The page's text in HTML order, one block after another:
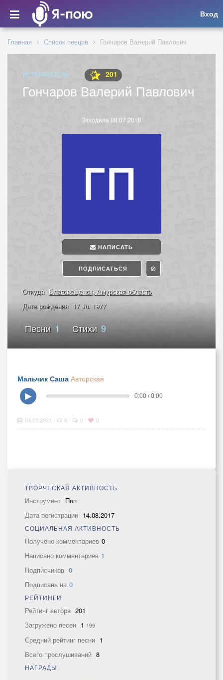
Вход
Главная Список певцов Гончаров Валерий Павлович
ИСПОЛНИТЕЛЬ 201
Гончаров Валерий Павлович
Заходила 08.07.2018
НАПИСАТЬ
ПОДПИСАТЬСЯ
Откуда Благовещенск, Амурская область
Дата рождения 17 Jul 1977
Песни 1 Стихи 9
Мальчик Саша Авторская
▶
0:00 / 0:00
04.05.2021 8 0 0
ТВОРЧЕСКАЯ АКТИВНОСТЬ
Инструмент Поп
Дата регистрации 14.08.2017
СОЦИАЛЬНАЯ АКТИВНОСТЬ
Получено комментариев 0
Написано комментариев 1
Подписчиков 0
Подписана на 0
РЕЙТИНГИ
Рейтинг автора 201
Загружено песен 1 199
Средний рейтинг песни 1
Всего прослушиваний 8
НАГРАДЫ